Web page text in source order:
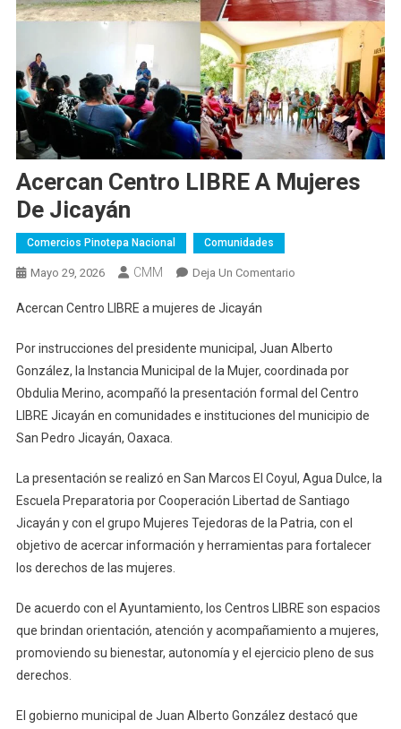
Acercan Centro LIBRE A Mujeres
De Jicayán
Comercios Pinotepa Nacional Comunidades
Mayo 29, 2026 CMM Deja Un ComentarioEn
A
Mujeres
De
Jicayán
Acercan Centro LIBRE a mujeres de Jicayán
Por instrucciones del presidente municipal, Juan Alberto
González, la Instancia Municipal de la Mujer, coordinada por
Obdulia Merino, acompañó la presentación formal del Centro
LIBRE Jicayán en comunidades e instituciones del municipio de
San Pedro Jicayán, Oaxaca.
La presentación se realizó en San Marcos El Coyul, Agua Dulce, la
Escuela Preparatoria por Cooperación Libertad de Santiago
Jicayán y con el grupo Mujeres Tejedoras de la Patria, con el
objetivo de acercar información y herramientas para fortalecer
los derechos de las mujeres.
De acuerdo con el Ayuntamiento, los Centros LIBRE son espacios
que brindan orientación, atención y acompañamiento a mujeres,
promoviendo su bienestar, autonomía y el ejercicio pleno de sus
derechos.
El gobierno municipal de Juan Alberto González destacó que